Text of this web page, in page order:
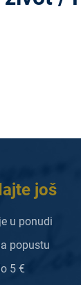
još
u ponudi
popustu
5 €